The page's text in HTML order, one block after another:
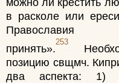
в расколе или
принять».
253
позицию свщмч.
два аспекта: 1)